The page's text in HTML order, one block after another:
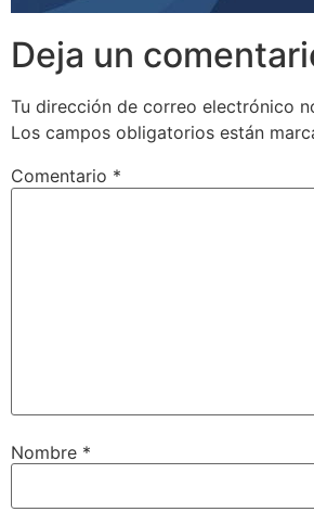
Deja un
Tu dirección de correo electrónico
Los campos obligatorios están
Comentario *
Nombre *